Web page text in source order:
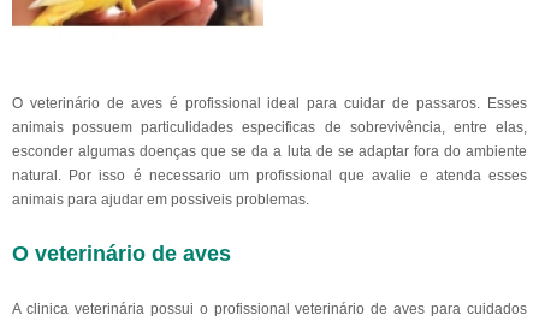
O veterinário de aves é profissional ideal para cuidar de passaros. Esses
animais possuem particulidades especificas de sobrevivência, entre elas,
esconder algumas doenças que se da a luta de se adaptar fora do ambiente
natural. Por isso é necessario um profissional que avalie e atenda esses
animais para ajudar em possiveis problemas.
O veterinário de aves
A clinica veterinária possui o profissional veterinário de aves para cuidados